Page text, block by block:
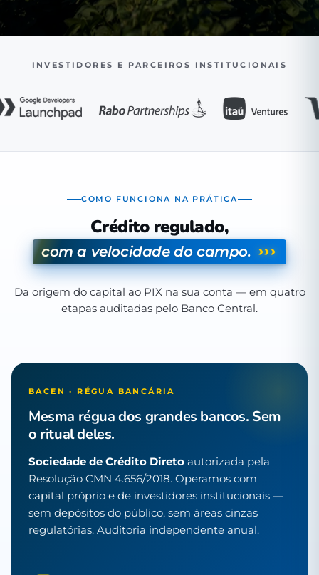
INVESTIDORES E PARCEIROS INSTITUCIONAIS
COMO FUNCIONA NA PRÁTICA
Crédito regulado,
com a velocidade do campo. ›››
Da origem do capital ao PIX na sua conta — em quatro
etapas auditadas pelo Banco Central.
BACEN · RÉGUA BANCÁRIA
Mesma régua dos grandes bancos. Sem
o ritual deles.
Sociedade de Crédito Direto autorizada pela
Resolução CMN 4.656/2018. Operamos com
capital próprio e de investidores institucionais —
sem depósitos do público, sem áreas cinzas
regulatórias. Auditoria independente anual.